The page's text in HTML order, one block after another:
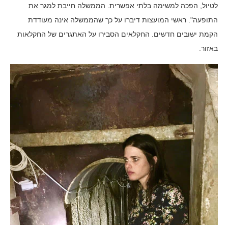
לטיול, הפכה למשימה בלתי אפשרית. הממשלה חייבת למגר את
התופעה". ראשי המועצות דיברו על כך שהממשלה אינה מעודדת
הקמת ישובים חדשים. החקלאים הסבירו על האתגרים של החקלאות
באזור.